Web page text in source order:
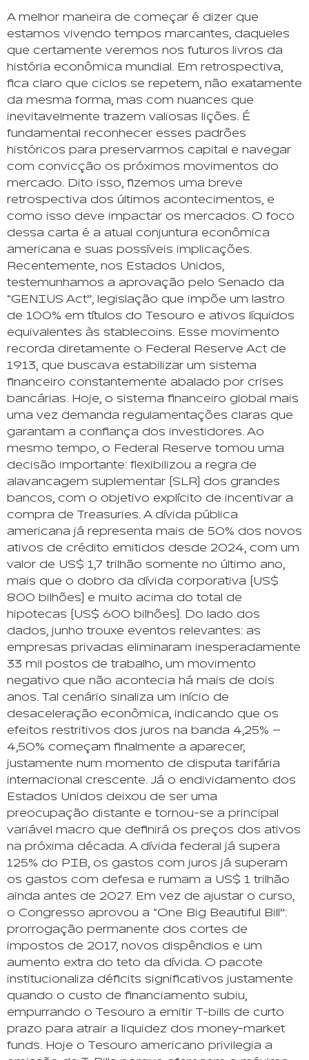
A melhor maneira de começar é dizer que
estamos vivendo tempos marcantes, daqueles
que certamente veremos nos futuros livros da
história econômica mundial. Em retrospectiva,
fica claro que ciclos se repetem, não exatamente
da mesma forma, mas com nuances que
inevitavelmente trazem valiosas lições. É
fundamental reconhecer esses padrões
históricos para preservarmos capital e navegar
com convicção os próximos movimentos do
mercado. Dito isso, fizemos uma breve
retrospectiva dos últimos acontecimentos, e
como isso deve impactar os mercados. O foco
dessa carta é a atual conjuntura econômica
americana e suas possíveis implicações.
Recentemente, nos Estados Unidos,
testemunhamos a aprovação pelo Senado da
“GENIUS Act”, legislação que impõe um lastro
de 100% em títulos do Tesouro e ativos líquidos
equivalentes às stablecoins. Esse movimento
recorda diretamente o Federal Reserve Act de
1913, que buscava estabilizar um sistema
financeiro constantemente abalado por crises
bancárias. Hoje, o sistema financeiro global mais
uma vez demanda regulamentações claras que
garantam a confiança dos investidores. Ao
mesmo tempo, o Federal Reserve tomou uma
decisão importante: flexibilizou a regra de
alavancagem suplementar (SLR) dos grandes
bancos, com o objetivo explícito de incentivar a
compra de Treasuries. A dívida pública
americana já representa mais de 50% dos novos
ativos de crédito emitidos desde 2024, com um
valor de US$ 1,7 trilhão somente no último ano,
mais que o dobro da dívida corporativa (US$
800 bilhões) e muito acima do total de
hipotecas (US$ 600 bilhões). Do lado dos
dados, junho trouxe eventos relevantes: as
empresas privadas eliminaram inesperadamente
33 mil postos de trabalho, um movimento
negativo que não acontecia há mais de dois
anos. Tal cenário sinaliza um início de
desaceleração econômica, indicando que os
efeitos restritivos dos juros na banda 4,25% –
4,50% começam finalmente a aparecer,
justamente num momento de disputa tarifária
internacional crescente. Já o endividamento dos
Estados Unidos deixou de ser uma
preocupação distante e tornou-se a principal
variável macro que definirá os preços dos ativos
na próxima década. A dívida federal já supera
125% do PIB, os gastos com juros já superam
os gastos com defesa e rumam a US$ 1 trilhão
ainda antes de 2027. Em vez de ajustar o curso,
o Congresso aprovou a “One Big Beautiful Bill”:
prorrogação permanente dos cortes de
impostos de 2017, novos dispêndios e um
aumento extra do teto da dívida. O pacote
institucionaliza déficits significativos justamente
quando o custo de financiamento subiu,
empurrando o Tesouro a emitir T-bills de curto
prazo para atrair a liquidez dos money-market
funds. Hoje o Tesouro americano privilegia a